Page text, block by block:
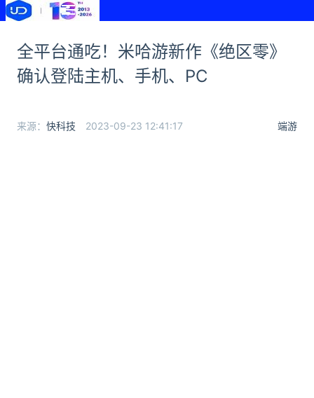
全平台通吃！米哈游新作《绝区零》
确认登陆主机、手机、PC
端游
来源： 快科技 2023-09-23 12:41:17